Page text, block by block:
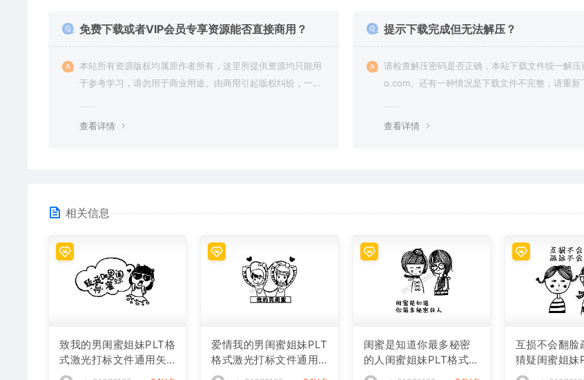
免费下载或者VIP会员专享资源能否直接商用？
本站所有资源版权均属原作者所有，这里所提供资源均只能用
于参考学习，请勿用于商业用途。由商用引起版权纠纷，一切
查看详情
提示下载完成但无法解压？
请检查解压密码是否正确，本站下载文件统一解
o.com。还有一种情况是下载文件不完整，请重新
查看详情
相关信息
致我的男闺蜜姐妹PLT格
式激光打标文件通用矢
量图
爱情我的男闺蜜姐妹PLT
格式激光打标文件通用
矢量图
闺蜜是知道你最多秘密
的人闺蜜姐妹PLT格式激
光打标文件通用矢量图
互损不会翻脸
猜疑闺蜜姐妹
光打标文件通